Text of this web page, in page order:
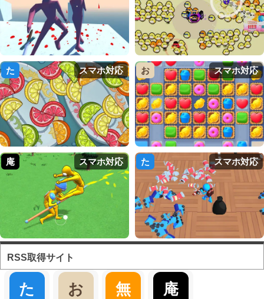
た スマホ対応 お スマホ対応
庵 スマホ対応 た スマホ対応
RSS取得サイト
た お 無 庵